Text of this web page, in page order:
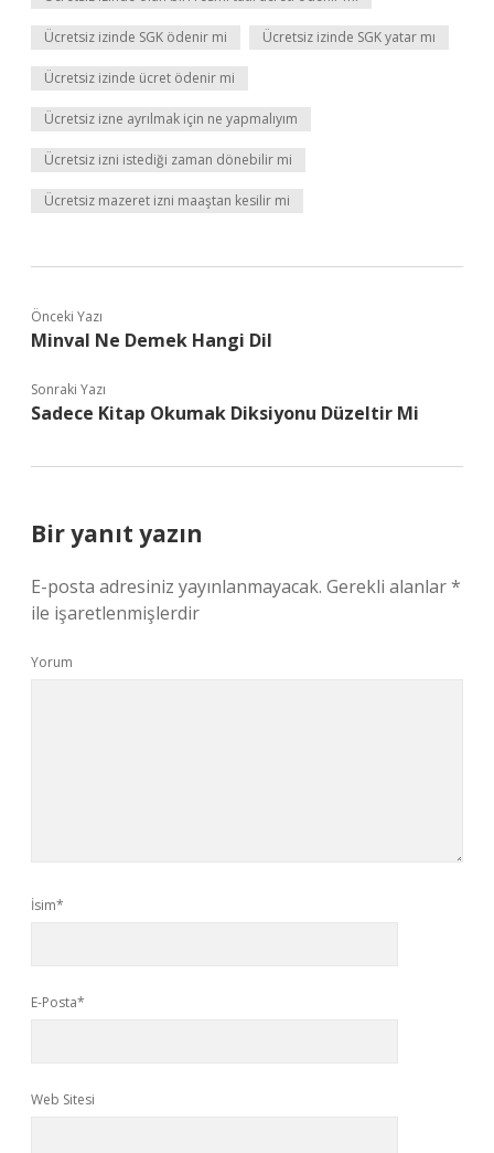
Ücretsiz izinde SGK ödenir mi Ücretsiz izinde SGK yatar mı
Ücretsiz izinde ücret ödenir mi
Ücretsiz izne ayrılmak için ne yapmalıyım
Ücretsiz izni istediği zaman dönebilir mi
Ücretsiz mazeret izni maaştan kesilir mi
Önceki Yazı
Minval Ne Demek Hangi Dil
Sonraki Yazı
Sadece Kitap Okumak Diksiyonu Düzeltir Mi
Bir yanıt yazın
E-posta adresiniz yayınlanmayacak. Gerekli alanlar*
ile işaretlenmişlerdir
Yorum
İsim*
E-Posta*
Web Sitesi